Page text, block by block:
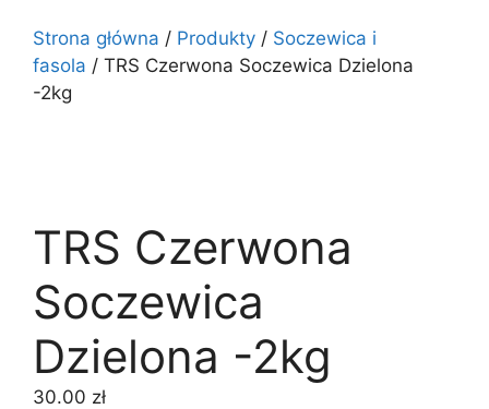
Strona główna / Produkty / Soczewica i
fasola / TRS Czerwona Soczewica Dzielona
-2kg
TRS Czerwona
Soczewica
Dzielona -2kg
30.00 zł